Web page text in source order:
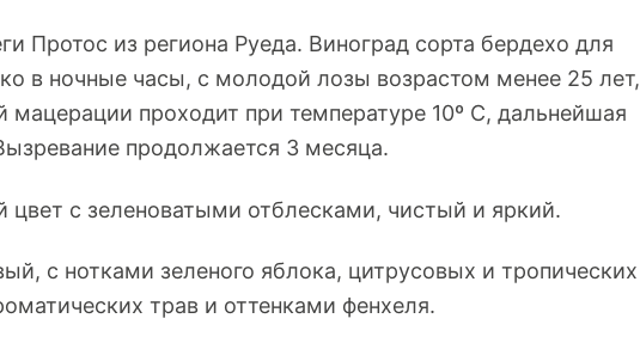
Протос из региона Руеда. Виноград сорта бердехо для
в ночные часы, с молодой лозы возрастом менее 25 лет,
мацерации проходит при температуре 10º C, дальнейшая
продолжается 3 месяца.
с зеленоватыми отблесками, чистый и яркий.
с нотками зеленого яблока, цитрусовых и тропических
трав и оттенками фенхеля.